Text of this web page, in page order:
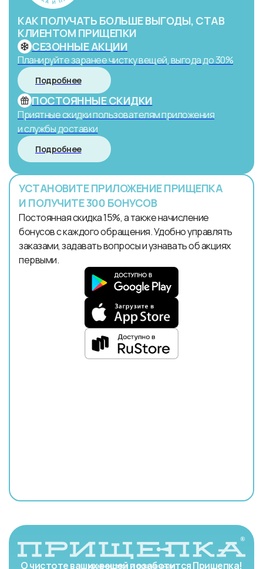
СЕЗОННЫЕ АКЦИИ
Планируйте заранее чистку вещей, выгода до 30%
Подробнее
ПОСТОЯННЫЕ СКИДКИ
Приятные скидки пользователям приложения
и службы доставки
Подробнее
КАК ПОЛУЧАТЬ БОЛЬШЕ ВЫГОДЫ, СТАВ
КЛИЕНТОМ ПРИЩЕПКИ
УСТАНОВИТЕ ПРИЛОЖЕНИЕ ПРИЩЕПКА
И ПОЛУЧИТЕ 300 БОНУСОВ
Постоянная скидка 15%, а также начисление
бонусов с каждого обращения. Удобно управлять
заказами, задавать вопросы и узнавать об акциях
первыми.
О чистоте ваших вещей позаботится Прищепка!